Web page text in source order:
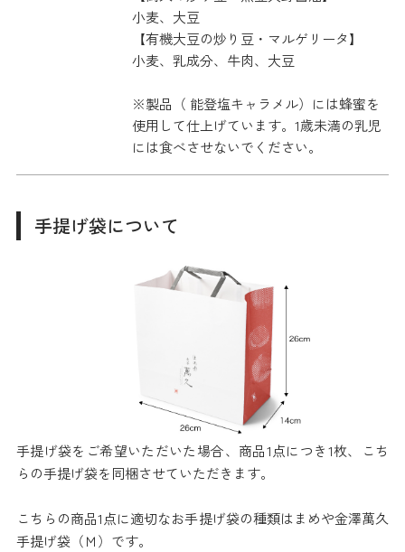
小麦、大豆
【有機大豆の炒り豆・マルゲリータ】
小麦、乳成分、牛肉、大豆
※製品（ 能登塩キャラメル）には蜂蜜を
使用して仕上げています。1歳未満の乳児
には食べさせないでください。
手提げ袋について
手提げ袋をご希望いただいた場合、商品1点につき1枚、こち
らの手提げ袋を同梱させていただきます。
こちらの商品1点に適切なお手提げ袋の種類はまめや金澤萬久
手提げ袋（Ｍ）です。